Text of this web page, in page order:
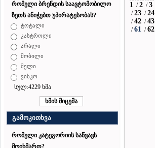
რომელი ბრენდის საავტომობილო
ზეთს ანიჭებთ უპირატესობას?
ტოტალი
კასტროლი
არალი
მობილი
შელი
ვისკო
სულ:4229 ხმა
გამოკითხვა
რომელი კატეგორიის საწვავს
მოიხმართ?
1 / 2 / 3
/ 23 / 24
/ 42 / 43
/ 61 / 62